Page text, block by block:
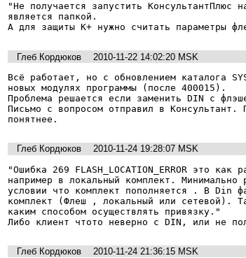
"Не получается запустить КонсультантПлюс
является папкой.
А для защиты К+ нужно считать параметры
Глеб Кордюков
2010-11-22 14:02:20 MSK
Всё работает, но с обновлением каталога
новых модулях программы (после 400015).
Проблема решается если заменить DIN с
Письмо с вопросом отправил в Консультант.
понятнее.
Глеб Кордюков
2010-11-24 19:28:07 MSK
"Ошибка 269 FLASH_LOCATION_ERROR это
например в локальный комплект.
условии что комплект пополняется . В Din
комплект (Флеш , локальный или сетевой).
каким способом осуществлять привязку."
Либо клиент чтото неверно с DIN, или не
Глеб Кордюков
2010-11-24 21:36:15 MSK